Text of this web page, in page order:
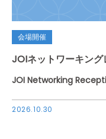
会場開催
JOIネットワーキン
JOI Networking
2026.10.30